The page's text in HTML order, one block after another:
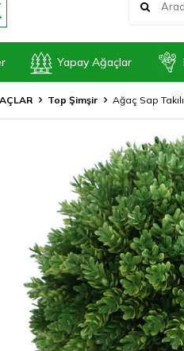
Yapay Ağaçlar
Top Şimşir Ağaç Sap